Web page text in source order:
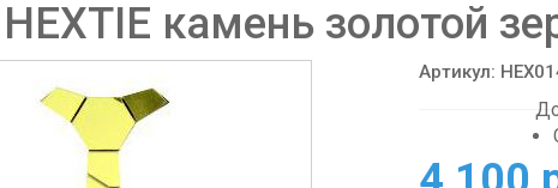
HEXTIE камень золотой
Артикул: